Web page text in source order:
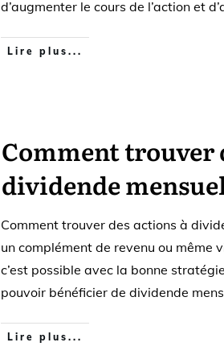
d’augmenter le cours de l’action et
Lire plus...
Comment trouver
dividende
Comment trouver des actions à
un complément de revenu ou même
c’est possible avec la bonne
pouvoir bénéficier de dividende
Lire plus...